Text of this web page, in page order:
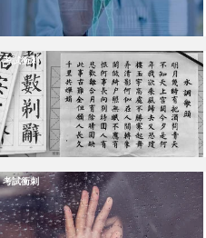
考試衝刺
考試衝刺